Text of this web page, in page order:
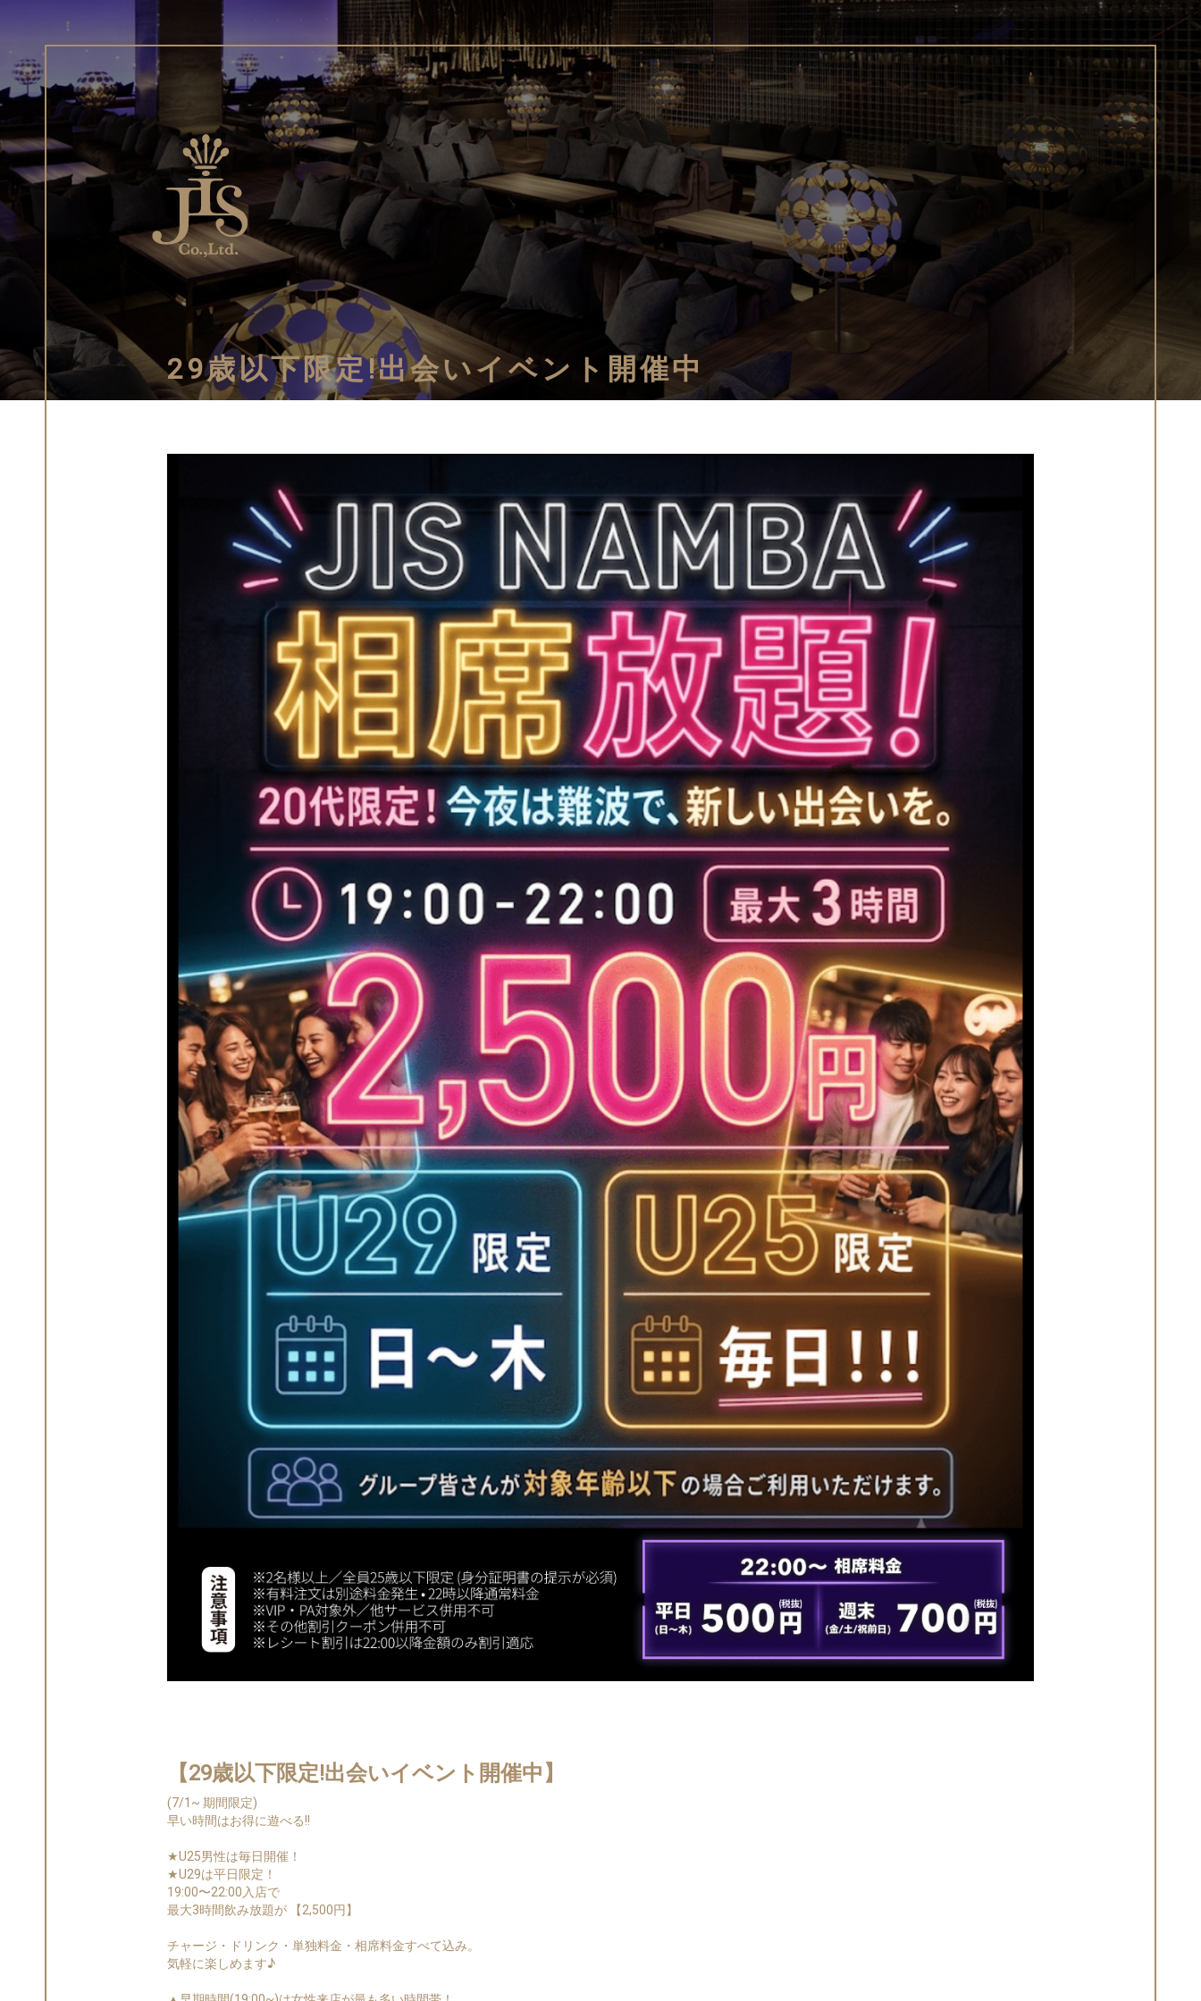
29歳以下限定!出会いイベント開催中
【29歳以下限定!出会いイベント開催中】
(7/1~ 期間限定)
早い時間はお得に遊べる!!
★U25男性は毎日開催！
★U29は平日限定！
19:00〜22:00入店で
最大3時間飲み放題が 【2,500円】
チャージ・ドリンク・単独料金・相席料金すべて込み。
気軽に楽しめます♪